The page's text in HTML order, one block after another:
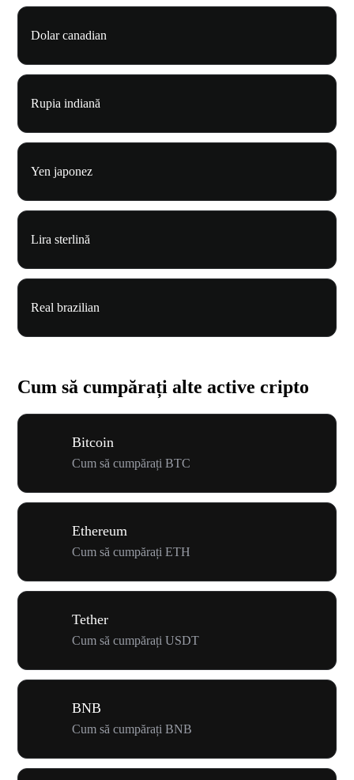
Dolar canadian
Rupia indiană
Yen japonez
Lira sterlină
Real brazilian
Cum să cumpărați alte active cripto
Bitcoin
Cum să cumpărați BTC
Ethereum
Cum să cumpărați ETH
Tether
Cum să cumpărați USDT
BNB
Cum să cumpărați BNB